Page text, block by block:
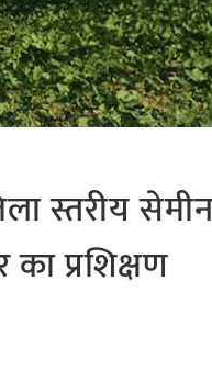
स्तरीय
प्रशिक्षण